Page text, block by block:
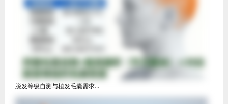
脱发等级自测与植发毛囊需求...